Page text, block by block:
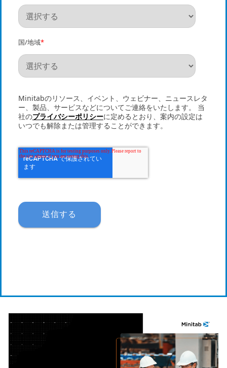
国/地域*
Minitabのリソース、イベント、ウェビナー、ニュースレタ
ー、製品、サービスなどについてご連絡をいたします。 当
社のプライバシーポリシーに定めるとおり、案内の設定は
いつでも解除または管理することができます。